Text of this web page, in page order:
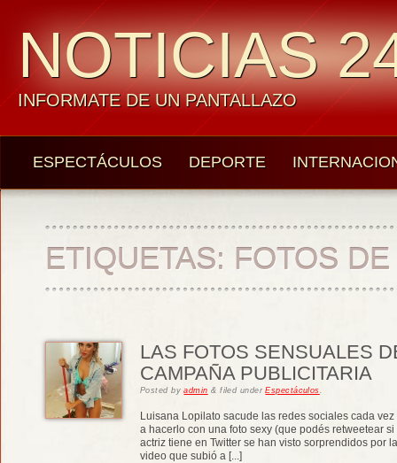
NOTICIAS
INFORMATE DE UN PANTALLAZO
ESPECTÁCULOS DEPORTE
ETIQUETAS: FOTOS
LAS FOTOS SENSUALES
CAMPAÑA PUBLICITARIA
Postedbyadmin & filed underEspectáculos.
Luisana Lopilato sacude las redes sociales cada
a hacerlo con una foto sexy (que podés retweetear
actriz tiene en Twitter se han visto sorprendidos por
video que subió a [...]